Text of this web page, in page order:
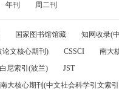
年刊 周二刊
国家图书馆馆藏 知网收录(
论文核心期刊) CSSCI
南大
尼索引(波兰)
JST
南大核心期刊(中文社会科学引文索